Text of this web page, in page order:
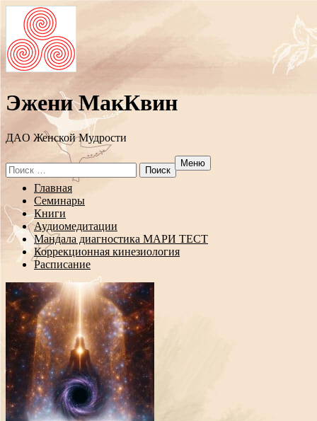
Эжени МакКвин
ДAO Женской Мудрости
Search
for:
Меню
Перейти
содержанию
Главная
Семинары
Книги
Аудиомедитации
Мандала диагностика МАРИ ТЕСТ
Коррекционная кинезиология
Расписание